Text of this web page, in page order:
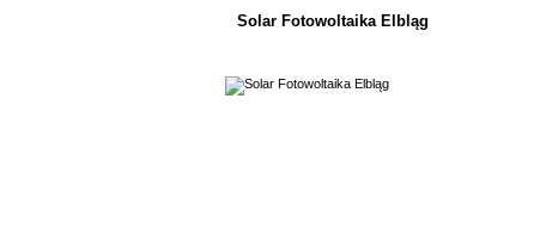
Solar Fotowoltaika Elbląg